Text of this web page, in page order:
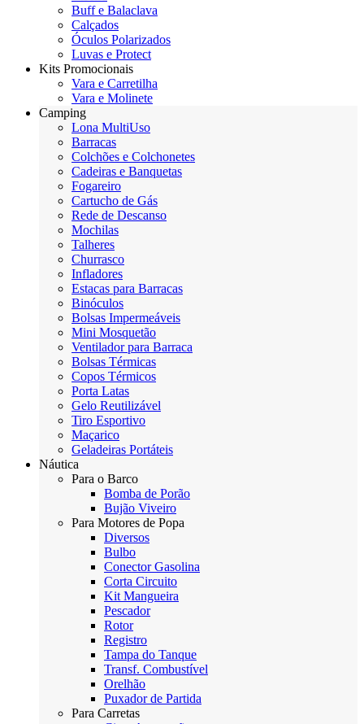
Buff e Balaclava
Calçados
Óculos Polarizados
Luvas e Protect
Kits Promocionais
Vara e Carretilha
Vara e Molinete
Camping
Lona MultiUso
Barracas
Colchões e Colchonetes
Cadeiras e Banquetas
Fogareiro
Cartucho de Gás
Rede de Descanso
Mochilas
Talheres
Churrasco
Infladores
Estacas para Barracas
Binóculos
Bolsas Impermeáveis
Mini Mosquetão
Ventilador para Barraca
Bolsas Térmicas
Copos Térmicos
Porta Latas
Gelo Reutilizável
Tiro Esportivo
Maçarico
Geladeiras Portáteis
Náutica
Para o Barco
Bomba de Porão
Bujão Viveiro
Para Motores de Popa
Diversos
Bulbo
Conector Gasolina
Corta Circuito
Kit Mangueira
Pescador
Rotor
Registro
Tampa do Tanque
Transf. Combustível
Orelhão
Puxador de Partida
Para Carretas